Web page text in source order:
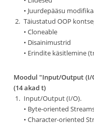
• Juurdepääsu
Täiustatud OOP
• Cloneable
• Disainimustrid
• Erindite käsitlemine
Moodul "Input/Output
(14 akad t)
Input/Output (I/O).
• Byte-oriented
• Character-oriented